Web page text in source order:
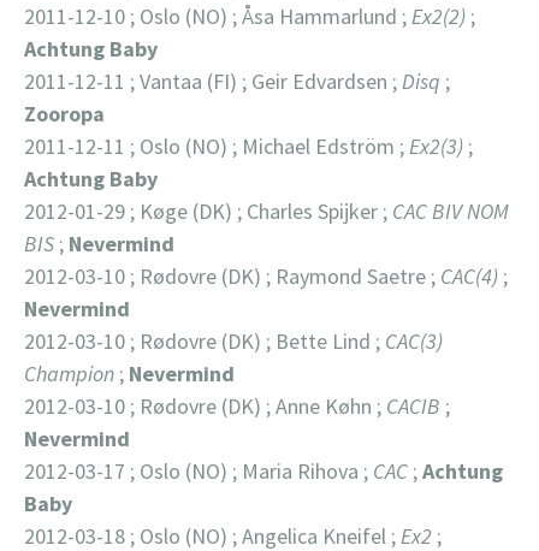
2011-12-10 ; Oslo (NO) ; Åsa Hammarlund ;Ex2(2) ;
Achtung Baby
2011-12-11 ; Vantaa (FI) ; Geir Edvardsen ;Disq ;
Zooropa
2011-12-11 ; Oslo (NO) ; Michael Edström ;Ex2(3) ;
Achtung Baby
2012-01-29 ; Køge (DK) ; Charles Spijker ; CAC BIV NOM
BIS ; Nevermind
2012-03-10 ; Rødovre (DK) ; Raymond Saetre ; CAC(4) ;
Nevermind
2012-03-10 ; Rødovre (DK) ; Bette Lind ; CAC(3)
Champion ; Nevermind
2012-03-10 ; Rødovre (DK) ; Anne Køhn ; CACIB ;
Nevermind
2012-03-17 ; Oslo (NO) ; Maria Rihova ; CAC ;Achtung
Baby
2012-03-18 ; Oslo (NO) ; Angelica Kneifel ;Ex2 ;